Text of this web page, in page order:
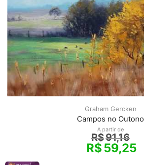
Graham Gercken
Campos no Outono
A partir de
R$91,16
R$59,25